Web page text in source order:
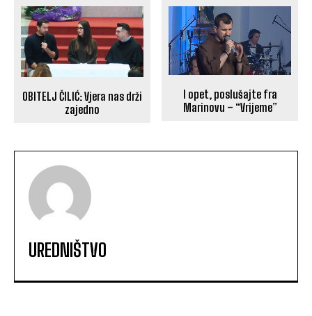
OBITELJ ČILIĆ: Vjera nas drži
zajedno
I opet, poslušajte fra
Marinovu – “Vrijeme”
UREDNIŠTVO